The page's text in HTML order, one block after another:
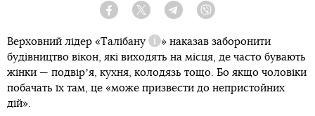
Facebook Twitter Telegram
Верховний лідер «Талібану
Довідка
» наказав заборонити
будівництво вікон, які виходять на місця, де часто бувають
жінки — подвірʼя, кухня, колодязь тощо. Бо якщо чоловіки
побачать їх там, це «може призвести до непристойних
дій».